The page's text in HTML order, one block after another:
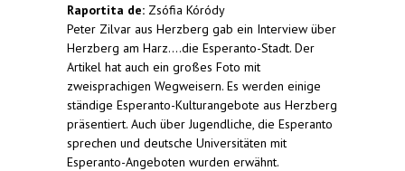
Raportita de: Zsófia Kóródy
Peter Zilvar aus Herzberg gab ein Interview über
Herzberg am Harz....die Esperanto-Stadt. Der
Artikel hat auch ein großes Foto mit
zweisprachigen Wegweisern. Es werden einige
ständige Esperanto-Kulturangebote aus Herzberg
präsentiert. Auch über Jugendliche, die Esperanto
sprechen und deutsche Universitäten mit
Esperanto-Angeboten wurden erwähnt.